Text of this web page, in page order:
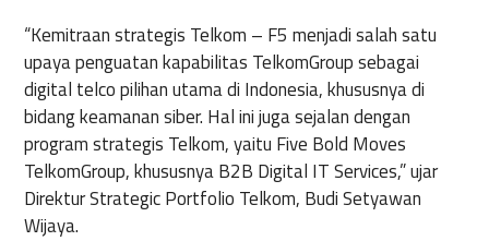
“Kemitraan strategis Telkom – F5 menjadi salah satu
upaya penguatan kapabilitas TelkomGroup sebagai
digital telco pilihan utama di Indonesia, khususnya di
bidang keamanan siber. Hal ini juga sejalan dengan
program strategis Telkom, yaitu Five Bold Moves
TelkomGroup, khususnya B2B Digital IT Services,” ujar
Direktur Strategic Portfolio Telkom, Budi Setyawan
Wijaya.